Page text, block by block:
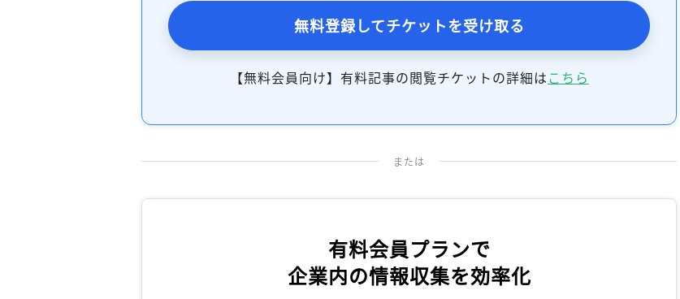
無料登録してチケットを受け取る
【無料会員向け】有料記事の閲覧チケットの詳細はこちら
または
有料会員プランで
企業内の情報収集を効率化